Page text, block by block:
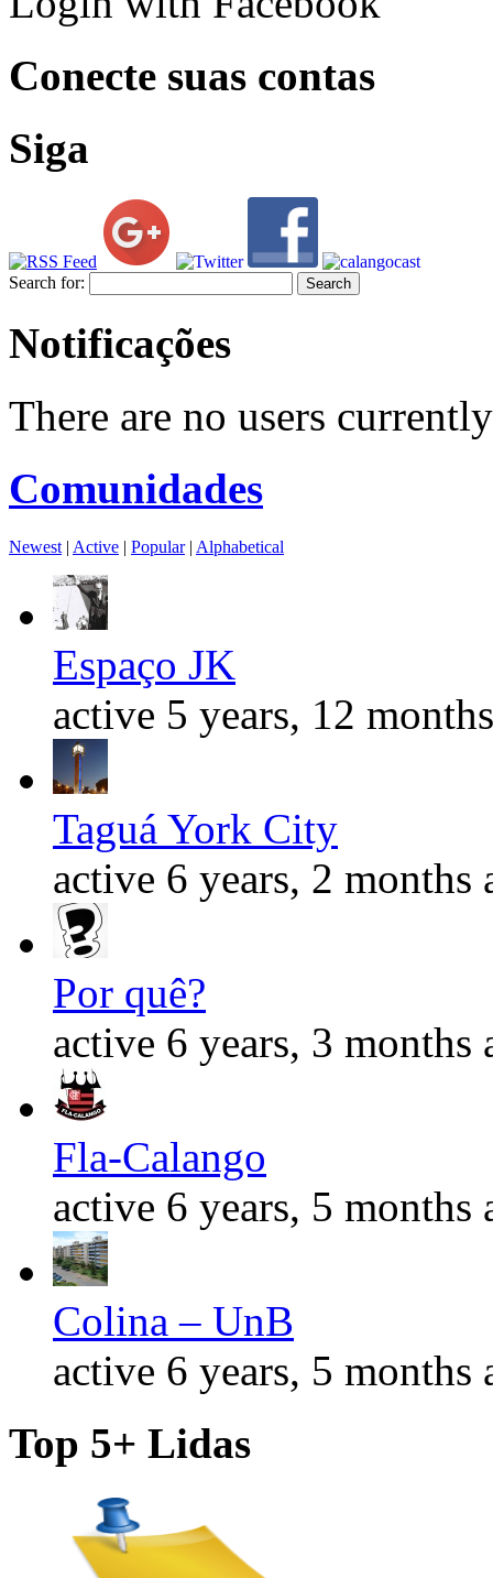
Conecte suas contas
Siga
Search for:
Notificações
There are no users
Comunidades
Newest | Active | Popular | Alphabetical
Espaço JK
active 5 years, 12
Taguá York City
active 6 years, 2 months
Por quê?
active 6 years, 3 months
Fla-Calango
active 6 years, 5 months
Colina – UnB
active 6 years, 5 months
Top 5+ Lidas